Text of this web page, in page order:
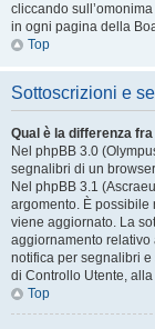
cliccando
in ogni pagina della
Top
Sottoscrizioni e
Qual è la differenza
Nel phpBB 3.0
segnalibri di un
Nel phpBB 3.1
argomento. È
viene aggiornato. La
aggiornamento relativo
notifica per segnalibri
di Controllo Utente, alla
Top